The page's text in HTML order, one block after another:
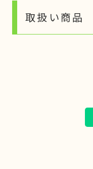
取扱い商品